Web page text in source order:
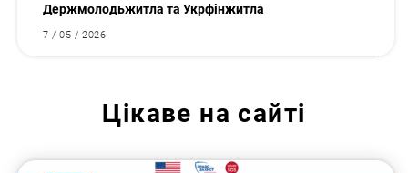
Держмолодьжитла та Укрфінжитла
7 / 05 / 2026
Цікаве на сайті